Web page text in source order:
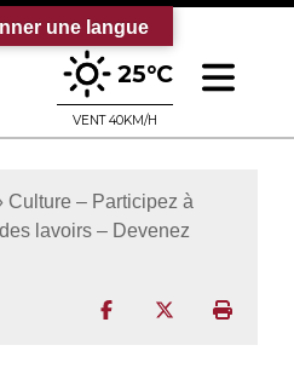
sur le site officiel de la
25°C
VENT 40KM/H
Culture – Participez à
lavoirs – Devenez
Partager surPartager sur
une langue